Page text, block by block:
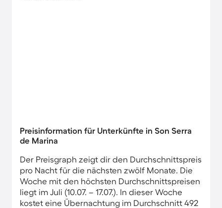
Preisinformation für Unterkünfte in Son Serra
de Marina
Der Preisgraph zeigt dir den Durchschnittspreis
pro Nacht für die nächsten zwölf Monate. Die
Woche mit den höchsten Durchschnittspreisen
liegt im Juli (10.07. – 17.07.). In dieser Woche
kostet eine Übernachtung im Durchschnitt 492